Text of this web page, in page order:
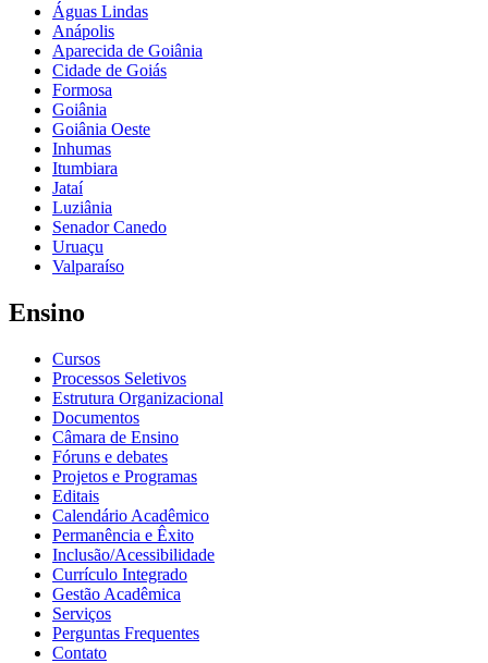
Águas Lindas
Anápolis
Aparecida de Goiânia
Cidade de Goiás
Formosa
Goiânia
Goiânia Oeste
Inhumas
Itumbiara
Jataí
Luziânia
Senador Canedo
Uruaçu
Valparaíso
Ensino
Cursos
Processos Seletivos
Estrutura Organizacional
Documentos
Câmara de Ensino
Fóruns e debates
Projetos e Programas
Editais
Calendário Acadêmico
Permanência e Êxito
Inclusão/Acessibilidade
Currículo Integrado
Gestão Acadêmica
Serviços
Perguntas Frequentes
Contato